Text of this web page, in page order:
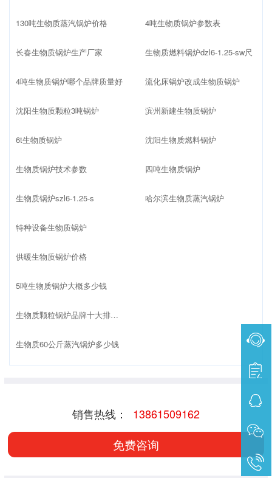
130吨生物质蒸汽锅炉价格
长春生物质锅炉生产厂家
4吨生物质锅炉哪个品牌质量好
沈阳生物质颗粒3吨锅炉
6t生物质锅炉
生物质锅炉技术参数
4吨生物质锅炉参数表
生物质燃料锅炉dzl6-1.25-sw尺
流化床锅炉改成生物质锅炉
滨州新建生物质锅炉
沈阳生物质燃料锅炉
四吨生物质锅炉
生物质锅炉szl6-1.25-s
特种设备生物质锅炉
供暖生物质锅炉价格
5吨生物质锅炉大概多少钱
生物质颗粒锅炉品牌十大排名榜
生物质60公斤蒸汽锅炉多少钱
哈尔滨生物质蒸汽锅炉
销售热线： 13861509162
免费咨询